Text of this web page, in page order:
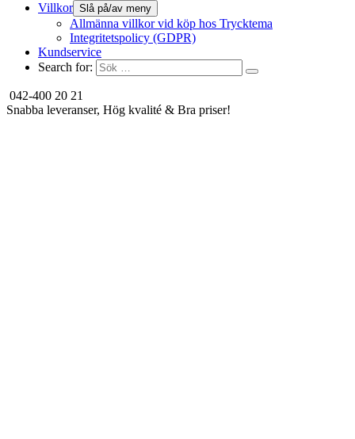
Villkor Slå på/av meny
Allmänna villkor vid köp hos Trycktema
Integritetspolicy (GDPR)
Kundservice
Search for:
042-400 20 21
Snabba leveranser, Hög kvalité & Bra priser!